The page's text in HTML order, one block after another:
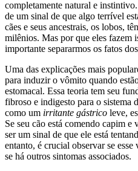
completamente natural e
de um sinal de que algo terrível
cães e seus ancestrais, os lobos,
milênios. Mas por que eles fazem
importante separarmos os fatos
Uma das explicações mais
para induzir o vômito quando
estomacal. Essa teoria tem seu
fibroso e indigesto para o sistema
como um irritante gástrico leve,
Se seu cão está comendo capim
ser um sinal de que ele está
entanto, é crucial observar se
se há outros sintomas associados.